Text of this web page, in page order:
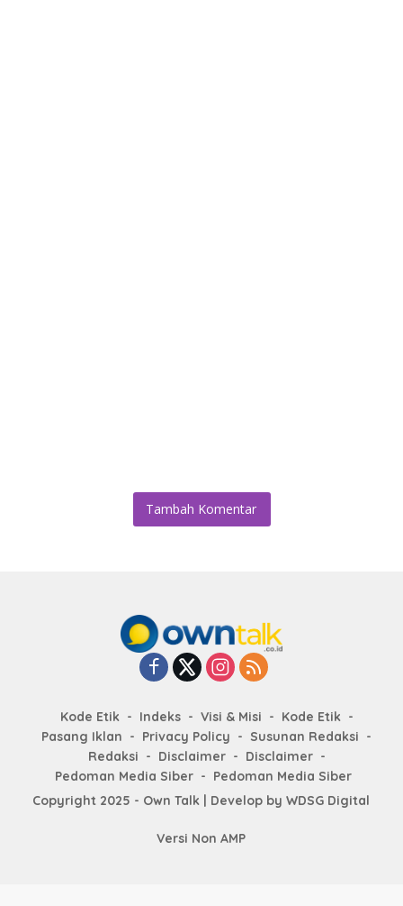
Tambah Komentar
Kode Etik Indeks Visi & Misi
Kode Etik
Pasang Iklan
Privacy Policy
Susunan Redaksi
Redaksi
Disclaimer
Disclaimer
Pedoman Media Siber
Pedoman Media Siber
Copyright 2025 - Own Talk | Develop byWDSG Digital
Versi Non AMP